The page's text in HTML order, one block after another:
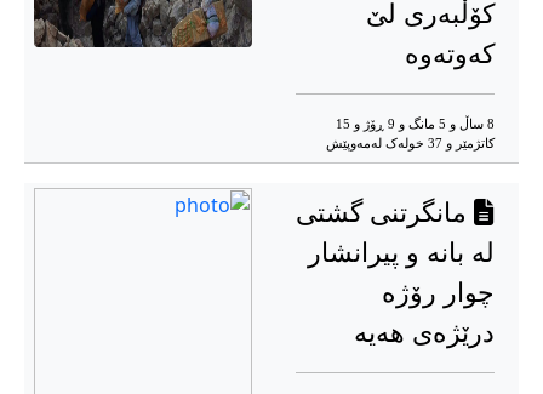
کۆڵبەری لێ
کەوتەوە
8 ساڵ و 5 مانگ و 9 ڕۆژ و 15
کاتژمێر و 37 خوله‌ک له‌مه‌وپێش‌
مانگرتنی گشتی
لە بانە و پیرانشار
چوار رۆژە
درێژەی هەیە